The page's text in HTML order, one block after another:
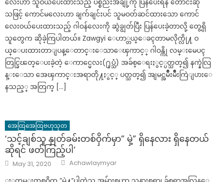
လေးဟာ သူဝယ်ပေးထားသည့် ပစ္စည်းအချို့ကို ပြန်ပေးရန် တောင်းဆို
သဖြင့် ကောင်မလေးဟာ ချက်ချင်းပင် သူမဝတ်ဆင်ထားသော ကောင်
လေးဝယ်ပေးထားသည့် ဂါဝန်လေးကို ဆွဲချွတ်ပြီး ပြန်ပေးခဲ့တာလို့ တွေ့ရှိ
သူတွေက ဆိုခဲ့ကြပါတယ်။ Zawgyi ေဟာ္တယ္ေခၚတာမလိုက္လို႔ ဝ
ယ္ေပးထားတာျပန္ေတာင္းေသာေၾကာင့္ ဂါဝန္ကို လမ္းမေပၚ
တြင္ခြၽတ္ေပးခဲ့တဲ့ ေကာင္မေလး(႐ုပ္သံ) အခ်စ္ေရးႏွင့္ပတ္သတ္၍ နက္နဲလြ
န္းေသာ အေၾကာင္းအရာတို႔ႏွင့္ ပတ္သတ္၍ အျမင္အမ်ိဳးမ်ိဳးကြဲျပားေ
နသည့္ အတြက္ […]
အေထြအေထြဗဟုသုတ
‘သင့်ချစ်သူ နှုတ်ခမ်းတစ်ဝှိက်မှာ” မှဲ့” ရှိနေလား ရှိနေတယ်
ဆိုရင် ဖတ်ကြည့်ပါ’
Posted
on
May 31, 2020 Author
Achawlaymyar